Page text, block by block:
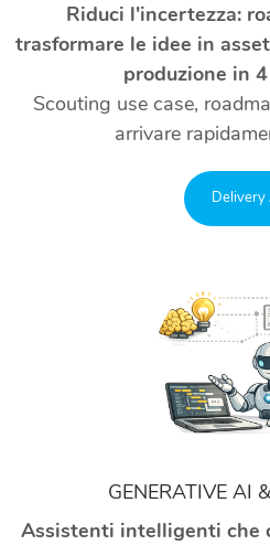
Riduci l'incertezza:
trasformare le idee in
produzione in
Scouting use case,
arrivare
Delivery
GENERATIVE AI
Assistenti intelligenti che